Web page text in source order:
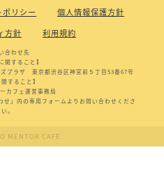
リシー
個人情報保護方針
方針
利用規約
合わせ先
関すること】
プラザ 東京都渋谷区神宮前５丁目53番67号
関すること】
カフェ運営事務局
」内の専用フォームよりお問い合わせくださ
い。
MENTOR CAFE